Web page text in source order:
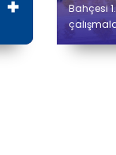
Bahçesi